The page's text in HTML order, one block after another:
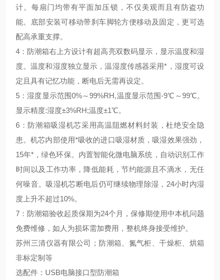
计。每扇门均带有平面加压锁，不仅美观而且有防盗功
能。底部安装可移动带刹车脚轮方便移动及固定，更可选
配高承重支撑。
4：防潮箱右上方设计有超高亮双数码显示，显示温度和湿
度。温度和湿度独立显示，温湿度传感器采用* ，湿度可设
定且具有记忆功能，断电后无需再设定。
5：湿度显示范围0%～99%RH,温度显示范围-9℃～99℃。
显示精度:湿度±3%RH;温度±1℃。
6：防潮箱吸湿机芯采用高温阻燃材料封装，杜绝安全隐
患。机芯内部使用*吸收的进口吸湿材质，吸湿效果强劲，
15年* ，绿色环保。内置智能化微电脑系统，自动识别工作
时间以及工作功率，降低能耗，节约能源且不滴水，无任
何噪音。吸湿机芯断电后仍可继续物理除湿， 24小时内湿
度上升不超过10%。
7：防潮箱验收起质保期为24个月，保修期使用中本机问题
免费维修，如人为损坏需加费用，整机终身接受维护。
苏州三清仪器有限公司；防潮箱、氮气柜、干燥柜、烘箱
非标定制等
选配件： USB电脑接口型防潮箱